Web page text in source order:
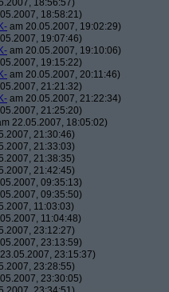
18:56:57)
18:58:21)
am 20.05.2007, 19:02:29)
19:07:46)
am 20.05.2007, 19:10:06)
19:15:22)
am 20.05.2007, 20:11:46)
21:21:32)
am 20.05.2007, 21:22:34)
21:25:20)
22.05.2007, 18:05:02)
21:30:46)
21:33:03)
21:38:35)
21:42:45)
09:35:13)
09:35:50)
11:03:03)
11:04:48)
23:12:27)
23:13:59)
23:15:37)
23:28:55)
23:30:05)